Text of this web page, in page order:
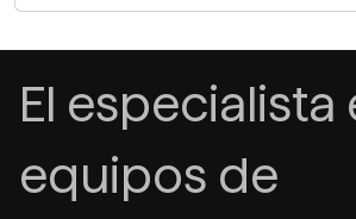
El especialista
equipos de